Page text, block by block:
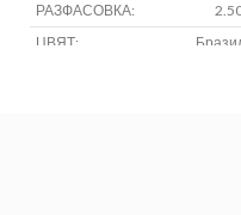
РАЗФАСОВКА:
ЦВЯТ: